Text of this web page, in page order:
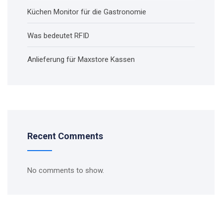
Küchen Monitor für die Gastronomie
Was bedeutet RFID
Anlieferung für Maxstore Kassen
Recent Comments
No comments to show.